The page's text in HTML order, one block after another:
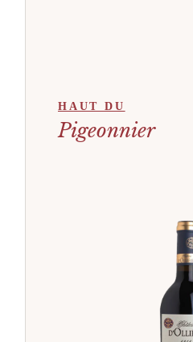
HAUT DU
Pigeonnier